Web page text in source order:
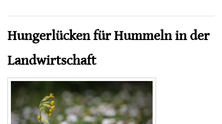
Hungerlücken für Hummeln in der
Landwirtschaft